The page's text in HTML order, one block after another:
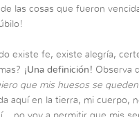
las cosas que fueron
existe fe, existe alegría,
¡Una definición! Observa
que mis huesos se
aquí en la tierra, mi cuerpo,